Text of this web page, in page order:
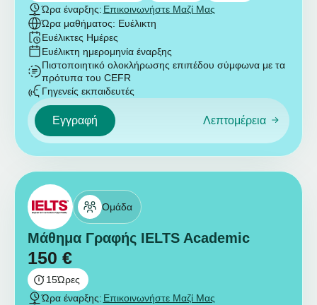
Ώρα έναρξης: Επικοινωνήστε Μαζί Μας
Ώρα μαθήματος: Ευέλικτη
Ευέλικτες Ημέρες
Ευέλικτη ημερομηνία έναρξης
Πιστοποιητικό ολοκλήρωσης επιπέδου σύμφωνα με τα
πρότυπα του CEFR
Γηγενείς εκπαιδευτές
Εγγραφή Λεπτομέρεια
Ομάδα
Μάθημα Γραφής IELTS Academic
150 €
15Ώρες
Ώρα έναρξης: Επικοινωνήστε Μαζί Μας